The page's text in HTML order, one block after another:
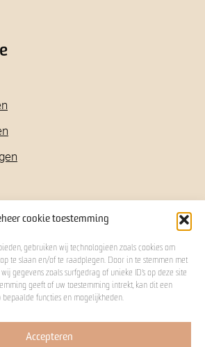
cookie toestemming
gebruiken wij technologieën zoals cookies om
te slaan en/of te raadplegen. Door in te stemmen met
gegevens zoals surfgedrag of unieke ID's op deze site
geeft of uw toestemming intrekt, kan dit een
functies en mogelijkheden.
Accepteren
voorbehouden bijOp Kop
privacybeleid|algemene
statement